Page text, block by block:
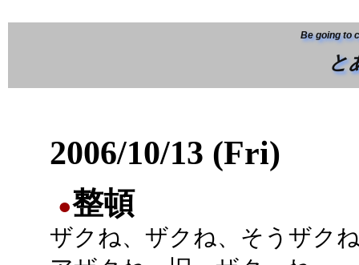
Be going to
と
2006/10/13 (Fri)
●整頓
ザクね、ザクね、そうザク